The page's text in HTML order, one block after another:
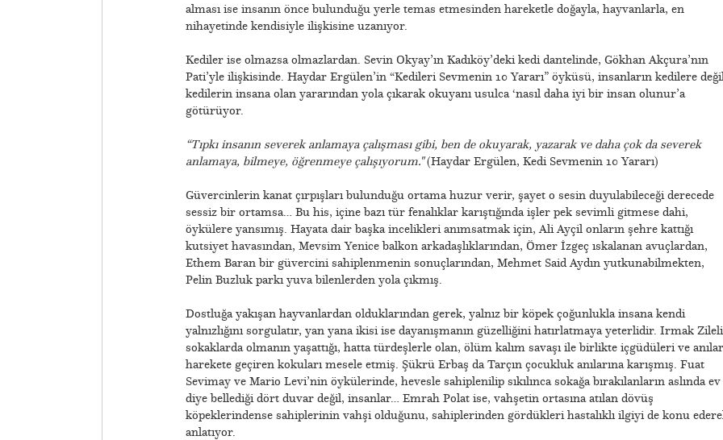
alması ise insanın önce bulunduğu yerle temas etmesinden hareketle doğayla, hayvanlarla, en
nihayetinde kendisiyle ilişkisine uzanıyor.
Kediler ise olmazsa olmazlardan. Sevin Okyay’ın Kadıköy’deki kedi dantelinde, Gökhan Akçura’nın
Pati’yle ilişkisinde. Haydar Ergülen’in “Kedileri Sevmenin 10 Yararı” öyküsü, insanların kedilere
kedilerin insana olan yararından yola çıkarak okuyanı usulca ‘nasıl daha iyi bir insan olunur’a
götürüyor.
“Tıpkı insanın severek anlamaya çalışması gibi, ben de okuyarak, yazarak ve daha çok da severek
anlamaya, bilmeye, öğrenmeye çalışıyorum."(Haydar Ergülen, Kedi Sevmenin 10 Yararı)
Güvercinlerin kanat çırpışları bulunduğu ortama huzur verir, şayet o sesin duyulabileceği derecede
sessiz bir ortamsa… Bu his, içine bazı tür fenalıklar karıştığında işler pek sevimli gitmese dahi,
öykülere yansımış. Hayata dair başka incelikleri anımsatmak için, Ali Ayçil onların şehre kattığı
kutsiyet havasından, Mevsim Yenice balkon arkadaşlıklarından, Ömer İzgeç ıskalanan avuçlardan,
Ethem Baran bir güvercini sahiplenmenin sonuçlarından, Mehmet Said Aydın yutkunabilmekten,
Pelin Buzluk parkı yuva bilenlerden yola çıkmış.
Dostluğa yakışan hayvanlardan olduklarından gerek, yalnız bir köpek çoğunlukla insana kendi
yalnızlığını sorgulatır, yan yana ikisi ise dayanışmanın güzelliğini hatırlatmaya yeterlidir. Irmak
sokaklarda olmanın yaşattığı, hatta türdeşlerle olan, ölüm kalım savaşı ile birlikte içgüdüleri ve
harekete geçiren kokuları mesele etmiş. Şükrü Erbaş da Tarçın çocukluk anılarına karışmış. Fuat
Sevimay ve Mario Levi’nin öykülerinde, hevesle sahiplenilip sıkılınca sokağa bırakılanların aslında ev
diye bellediği dört duvar değil, insanlar… Emrah Polat ise, vahşetin ortasına atılan dövüş
köpeklerindense sahiplerinin vahşi olduğunu, sahiplerinden gördükleri hastalıklı ilgiyi de konu
anlatıyor.